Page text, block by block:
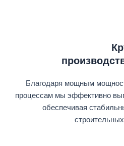
Благодаря мощным
процессам мы эффективно
обеспечивая